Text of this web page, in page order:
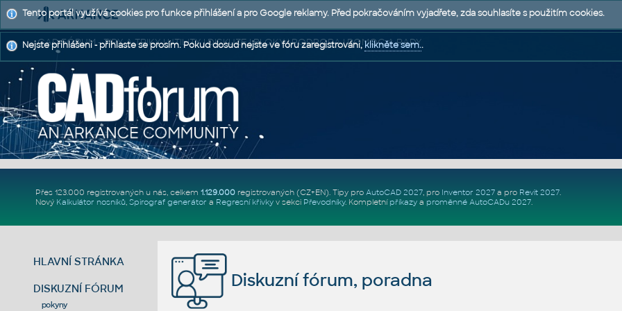
CAD FÓRUM - TIPY A TRIKY | UTILITY | DISKUZE | BLOKY | PODPORA | POMOC A RADY
Přes 123.000 registrovaných u nás, celkem 1.129.000registrovaných (CZ+EN). Tipy pro AutoCAD 2027, pro Inventor 2027a pro Revit 2027.
Nový Kalkulátor nosníků, Spirograf generátor a Regresní křivkyv sekci Převodníky. Kompletní příkazya proměnné AutoCADu 2027.
HLAVNÍ STRÁNKA
DISKUZNÍ FÓRUM
pokyny
Diskuzní fórum, poradna
Tento portál využívá cookies pro funkce přihlášení a pro Google reklamy. Před pokračováním vyjadřete, zda souhlasíte s použitím cookies.
Nejste přihlášeni - přihlaste se prosím. Pokud dosud nejste ve fóru zaregistrováni,klikněte sem..